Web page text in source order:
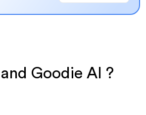
Goodie AI ?